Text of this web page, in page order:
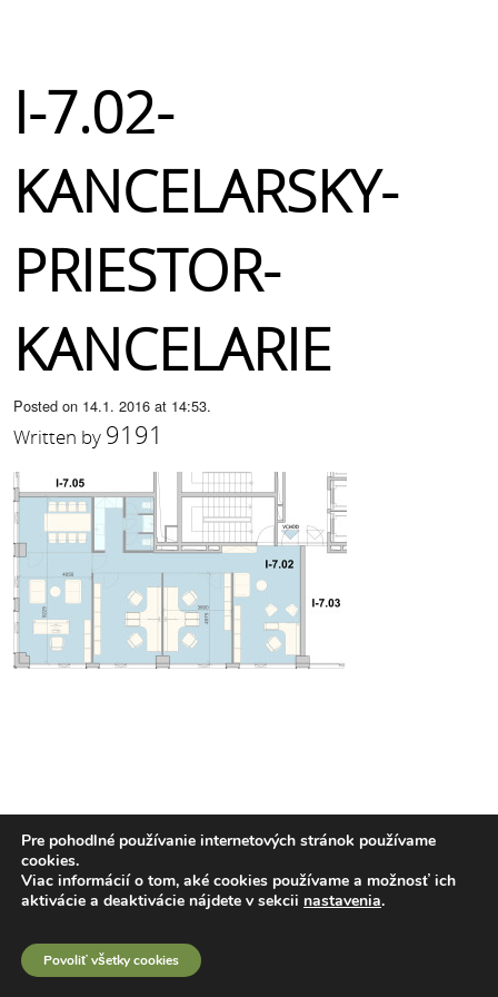
I-7.02-
KANCELARSKY-
PRIESTOR-
KANCELARIE
Posted on 14.1. 2016 at 14:53.
Written by 9191
Pre pohodlné používanie internetových stránok používame
cookies.
Viac informácií o tom, aké cookies používame a možnosť ich
aktivácie a deaktivácie nájdete v sekcii nastavenia.
Povoliť všetky cookies